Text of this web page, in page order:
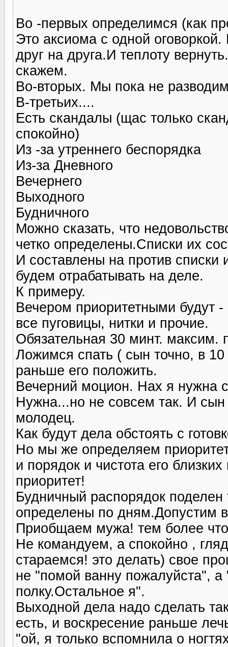
Во -первых определимся (как
Это аксиома с одной
друг на друга.И теплоту
скажем.
Во-вторых. Мы пока не
В-третьих....
Есть скандалы (щас только
спокойно)
Из -за утреннего беспорядка
Из-за Дневного
Вечернего
Выходного
Будничного
Можно сказать, что
четко определены.Списки их
И составлены на против
будем отрабатывать на деле.
К примеру.
Вечером приоритетными будут
все пуговицы, нитки и прочие.
Обязательная 30 минт.
Ложимся спать ( сын точно, в
раньше его положить.
Вечерний моцион. Нах я нужна
Нужна...но не совсем так. И
молодец.
Как будут дела обстоять с
Но мы же определяем
и порядок и чистота его
приоритет!
Будничный распорядок
определены по дням.Допустим
Приобщаем мужа! тем более
Не командуем, а спокойно ,
стараемся! это делать) свое
не "помой ванну пожалуйста",
полку.Остальное я".
Выходной дела надо сделать
есть, и воскресение раньше
"ой, я только вспомнила о